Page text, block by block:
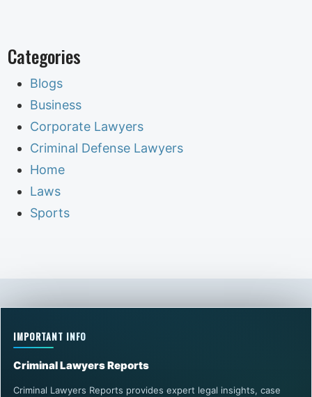
Categories
Blogs
Business
Corporate Lawyers
Criminal Defense Lawyers
Home
Laws
Sports
IMPORTANT INFO
Criminal Lawyers Reports
Criminal Lawyers Reports provides expert legal insights, case